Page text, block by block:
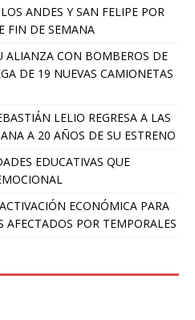
ANDES Y SAN FELIPE POR
FIN DE SEMANA
ALIANZA CON BOMBEROS DE
DE 19 NUEVAS CAMIONETAS
LELIO REGRESA A LAS
A 20 AÑOS DE SU ESTRENO
EDUCATIVAS QUE
ECONÓMICA PARA
AFECTADOS POR TEMPORALES